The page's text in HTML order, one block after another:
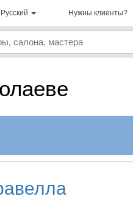
Русский Нужны клиенты?